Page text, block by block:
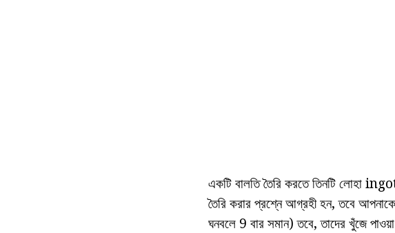
একটি বালতি তৈরি করতে তিনটি লোহা
তৈরি করার প্রশ্নে আগ্রহী হন, তবে
ঘনবলে 9 বার সমান) তবে, তাদের খুঁজে